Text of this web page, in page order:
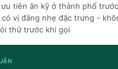
tiên ăn kỹ ở thành phố
có vị đắng nhẹ đặc trưng -
thử trước khi gọi